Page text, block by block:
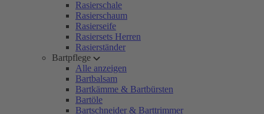
Rasierschale
Rasierschaum
Rasierseife
Rasiersets Herren
Rasierständer
Bartpflege
Alle anzeigen
Bartbalsam
Bartkämme & Bartbürsten
Bartöle
Bartschneider & Barttrimmer